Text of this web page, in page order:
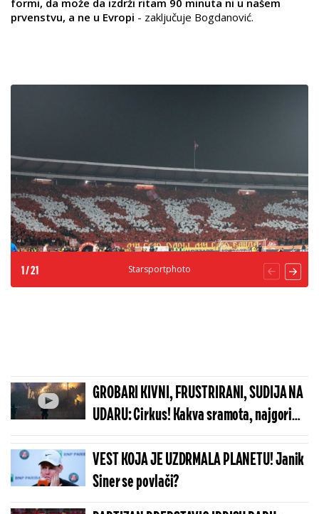
formi, da može da izdrži ritam 90 minuta ni u našem
prvenstvu, a ne u Evropi - zaključuje Bogdanović.
Starsportphoto
1 /21
GROBARI KIVNI, FRUSTRIRANI, SUDIJA NA
UDARU: Cirkus! Kakva sramota, najgori
sudija... Ruglo sporta
VEST KOJA JE UZDRMALA PLANETU! Janik
Siner se povlači?